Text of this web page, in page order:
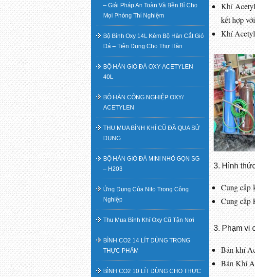
Khí
kết hợp
Khí
3. Hình
Cung cấp
Cung cấp
3. Phạm vi
Bán khí
Bán Khí
– Giải Pháp An Toàn Và Bền Bỉ Cho
Mọi Phòng Thí Nghiệm
Bộ Bình Oxy 14L Kèm Bộ Hàn Cắt Gió
Đá – Tiện Dụng Cho Thợ Hàn
BỘ HÀN GIÓ ĐÁ OXY-ACETYLEN
40L
BỘ HÀN CÔNG NGHIỆP OXY/
ACETYLEN
THU MUA BÌNH KHÍ CŨ ĐÃ QUA SỬ
DỤNG
BỘ HÀN GIÓ ĐÁ MINI NHỎ GỌN SG
– H203
Ứng Dụng Của Nito Trong Công
Nghiệp
Thu Mua Bình Khí Oxy Cũ Tận Nơi
BÌNH CO2 14 LÍT DÙNG TRONG
THỰC PHẨM
BÌNH CO2 10 LÍT DÙNG CHO THỰC